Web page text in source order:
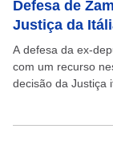
Defesa de
Justiça da
A defesa da ex-
com um recurso
decisão da Justiça